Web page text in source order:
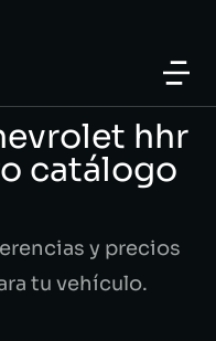
hhr
catálogo
y precios
tu vehículo.